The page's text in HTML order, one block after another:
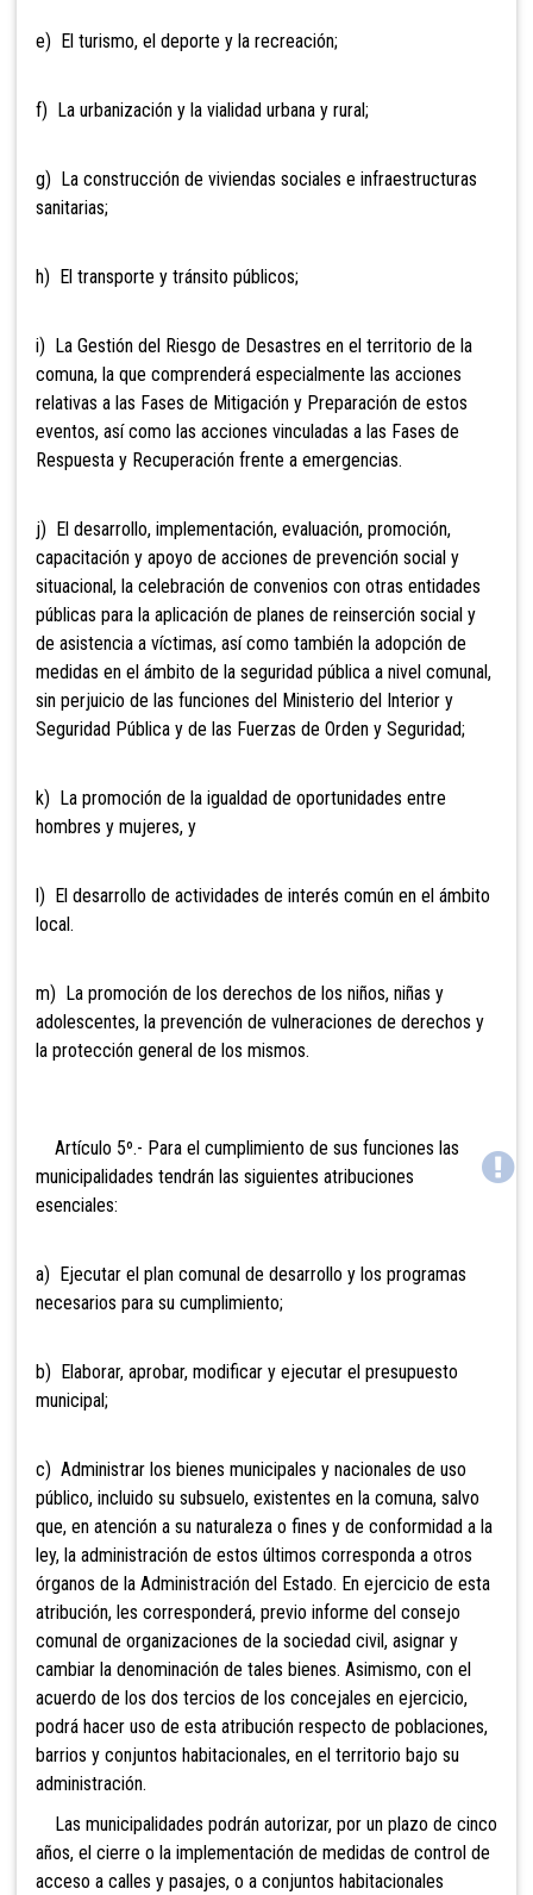
e) El turismo, el deporte y la recreación;
f) La urbanización y la vialidad urbana y rural;
g) La construcción de viviendas sociales e infraestructuras
sanitarias;
h) El transporte y tránsito públicos;
i)
La Gestión del Riesgo de Desastres en el territorio de la
comuna, la que comprenderá especialmente las acciones
relativas a las Fases de Mitigación y Preparación de estos
eventos, así como las acciones vinculadas a las Fases de
Respuesta y Recuperación frente a emergencias.
j)
El desarrollo, implementación, evaluación, promoción,
capacitación y apoyo de acciones de prevención social y
situacional, la celebración de convenios con otras entidades
públicas para la aplicación de planes de reinserción social y
de asistencia a víctimas, así como también la adopción de
medidas en el ámbito de la seguridad pública a nivel comunal,
sin perjuicio de las funciones del Ministerio del Interior y
Seguridad Pública y de las Fuerzas de Orden y Seguridad;
k) La promoción de la igualdad de oportunidades entre
hombres y mujeres, y
l) El desarrollo de actividades de interés común en el ámbito
local.
m) La promoción de los derechos de los niños, niñas y
adolescentes, la prevención de vulneraciones de derechos y
la protección general de los mismos.
Artículo 5º.- Para el cumplimiento de sus funciones las
municipalidades tendrán las siguientes atribuciones
esenciales:
a) Ejecutar el plan comunal de desarrollo y los programas
necesarios para su cumplimiento;
b) Elaborar, aprobar, modificar y ejecutar el presupuesto
municipal;
c) Administrar los bienes municipales y nacionales de uso
público, incluido su subsuelo, existentes en la comuna, salvo
que, en atención a su naturaleza o fines y de conformidad a la
ley, la administración de estos últimos corresponda a otros
órganos de la Administración del Estado. En ejercicio de esta
atribución, les corresponderá, previo informe del consejo
comunal de organizaciones de la sociedad civil, asignar y
cambiar la denominación de tales bienes. Asimismo, con el
acuerdo de los dos tercios de los concejales en ejercicio,
podrá hacer uso de esta atribución respecto de poblaciones,
barrios y conjuntos habitacionales, en el territorio bajo su
administración.
Las municipalidades podrán autorizar, por un plazo de cinco
años, el cierre o la implementación de medidas de control de
acceso a calles y pasajes, o a conjuntos habitacionales